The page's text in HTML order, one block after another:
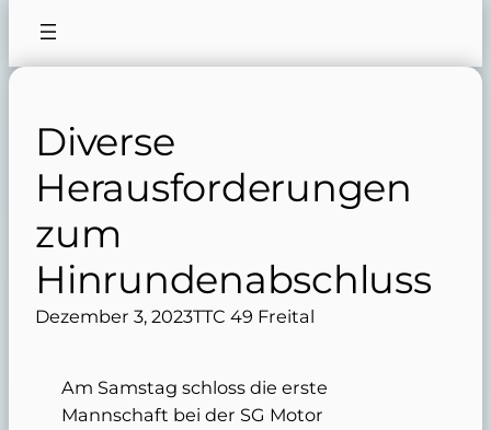
Diverse
Herausforderungen
zum
Hinrundenabschluss
Dezember 3, 2023TTC 49 Freital
Am Samstag schloss die erste
Mannschaft bei der SG Motor